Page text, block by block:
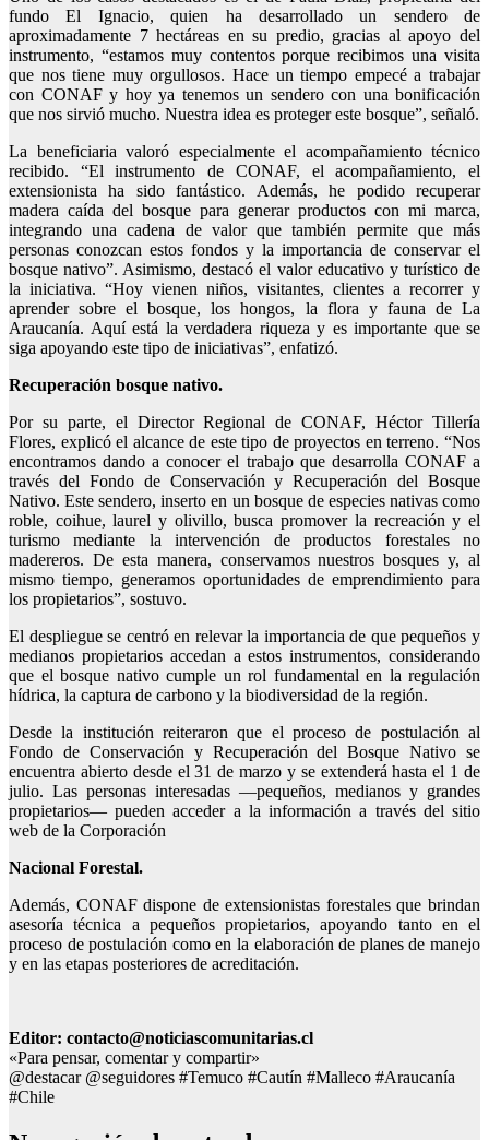
fundo El Ignacio, quien ha desarrollado un sendero de
aproximadamente 7 hectáreas en su predio, gracias al apoyo del
instrumento, “estamos muy contentos porque recibimos una visita
que nos tiene muy orgullosos. Hace un tiempo empecé a trabajar
con CONAF y hoy ya tenemos un sendero con una bonificación
que nos sirvió mucho. Nuestra idea es proteger este bosque”, señaló.
La beneficiaria valoró especialmente el acompañamiento técnico
recibido. “El instrumento de CONAF, el acompañamiento, el
extensionista ha sido fantástico. Además, he podido recuperar
madera caída del bosque para generar productos con mi marca,
integrando una cadena de valor que también permite que más
personas conozcan estos fondos y la importancia de conservar el
bosque nativo”. Asimismo, destacó el valor educativo y turístico de
la iniciativa. “Hoy vienen niños, visitantes, clientes a recorrer y
aprender sobre el bosque, los hongos, la flora y fauna de La
Araucanía. Aquí está la verdadera riqueza y es importante que se
siga apoyando este tipo de iniciativas”, enfatizó.
Recuperación bosque nativo.
Por su parte, el Director Regional de CONAF, Héctor Tillería
Flores, explicó el alcance de este tipo de proyectos en terreno. “Nos
encontramos dando a conocer el trabajo que desarrolla CONAF a
través del Fondo de Conservación y Recuperación del Bosque
Nativo. Este sendero, inserto en un bosque de especies nativas como
roble, coihue, laurel y olivillo, busca promover la recreación y el
turismo mediante la intervención de productos forestales no
madereros. De esta manera, conservamos nuestros bosques y, al
mismo tiempo, generamos oportunidades de emprendimiento para
los propietarios”, sostuvo.
El despliegue se centró en relevar la importancia de que pequeños y
medianos propietarios accedan a estos instrumentos, considerando
que el bosque nativo cumple un rol fundamental en la regulación
hídrica, la captura de carbono y la biodiversidad de la región.
Desde la institución reiteraron que el proceso de postulación al
Fondo de Conservación y Recuperación del Bosque Nativo se
encuentra abierto desde el 31 de marzo y se extenderá hasta el 1 de
julio. Las personas interesadas —pequeños, medianos y grandes
propietarios— pueden acceder a la información a través del sitio
web de la Corporación
Nacional Forestal.
Además, CONAF dispone de extensionistas forestales que brindan
asesoría técnica a pequeños propietarios, apoyando tanto en el
proceso de postulación como en la elaboración de planes de manejo
y en las etapas posteriores de acreditación.
Editor: contacto@noticiascomunitarias.cl
«Para pensar, comentar y compartir»
@destacar @seguidores #Temuco #Cautín #Malleco #Araucanía
#Chile